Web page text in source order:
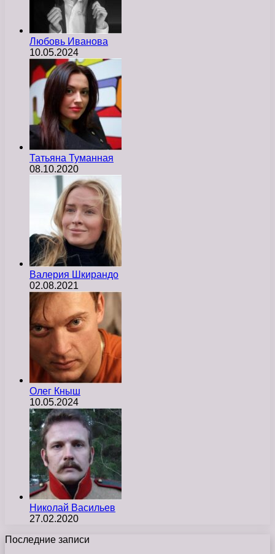
Любовь Иванова
10.05.2024
Татьяна Туманная
08.10.2020
Валерия Шкирандо
02.08.2021
Олег Кныш
10.05.2024
Николай Васильев
27.02.2020
Последние записи